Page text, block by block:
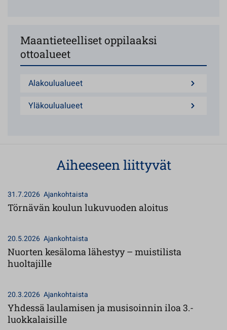
Maantieteelliset oppilaaksi
ottoalueet
Alakoulualueet
Yläkoulualueet
Aiheeseen liittyvät
31.7.2026 Ajankohtaista
Törnävän koulun lukuvuoden aloitus
20.5.2026 Ajankohtaista
Nuorten kesäloma lähestyy – muistilista
huoltajille
20.3.2026 Ajankohtaista
Yhdessä laulamisen ja musisoinnin iloa 3.-
luokkalaisille